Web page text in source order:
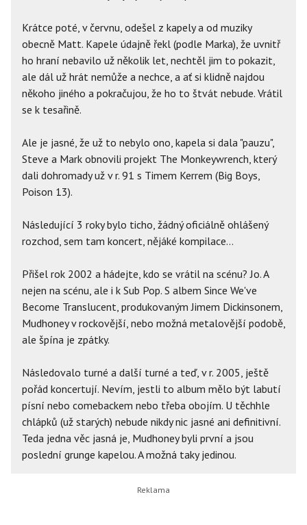
Krátce poté, v červnu, odešel z kapely a od muziky
obecně Matt. Kapele údajně řekl (podle Marka), že uvnitř
ho hraní nebavilo už několik let, nechtěl jim to pokazit,
ale dál už hrát nemůže a nechce, a ať si klidně najdou
někoho jiného a pokračujou, že ho to štvát nebude. Vrátil
se k tesařině.
Ale je jasné, že už to nebylo ono, kapela si dala "pauzu",
Steve a Mark obnovili projekt The Monkeywrench, který
dali dohromady už v r. 91 s Timem Kerrem (Big Boys,
Poison 13).
Následující 3 roky bylo ticho, žádný oficiálně ohlášený
rozchod, sem tam koncert, nějáké kompilace...
Přišel rok 2002 a hádejte, kdo se vrátil na scénu? Jo. A
nejen na scénu, ale i k Sub Pop. S albem Since We've
Become Translucent, produkovaným Jimem Dickinsonem,
Mudhoney v rockovější, nebo možná metalovější podobě,
ale špína je zpátky.
Následovalo turné a další turné a teď, v r. 2005, ještě
pořád koncertují. Nevím, jestli to album mělo být labutí
písní nebo comebackem nebo třeba obojím. U těchhle
chlápků (už starých) nebude nikdy nic jasné ani definitivní.
Teda jedna věc jasná je, Mudhoney byli první a jsou
poslední grunge kapelou. A možná taky jedinou.